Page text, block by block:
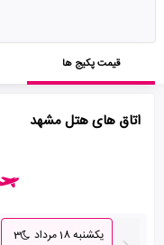
قیمت پکیج ها
اتاق های هتل مشهد
یکشنبه 18 مرداد
3